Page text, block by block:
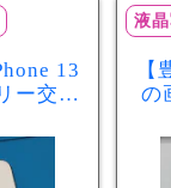
13
ー交換
当日90
液
の